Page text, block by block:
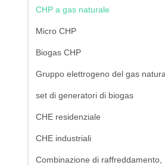
CHP a gas naturale
Micro CHP
Biogas CHP
Gruppo elettrogeno del gas
set di generatori di biogas
CHE residenziale
CHE industriali
Combinazione di raffreddamento,